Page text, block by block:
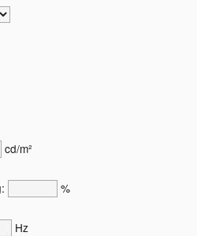
cd/m²
%
Hz